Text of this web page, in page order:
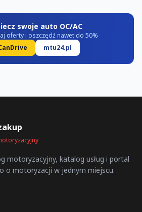
swoje auto OC/AC
oferty i oszczędź nawet do 50%
mtu24.pl
motoryzacyjny, katalog usług i portal
o motoryzacji w jednym miejscu.